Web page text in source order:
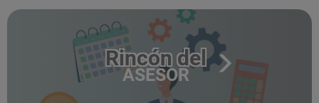
Rincón del
ASESOR